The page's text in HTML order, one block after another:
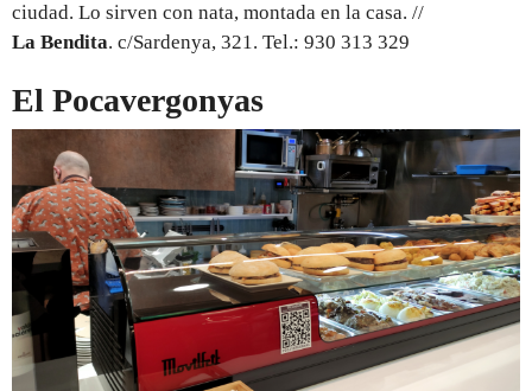
ciudad. Lo sirven con nata, montada en la casa. //
La Bendita. c/Sardenya, 321. Tel.: 930 313 329
El Pocavergonyas